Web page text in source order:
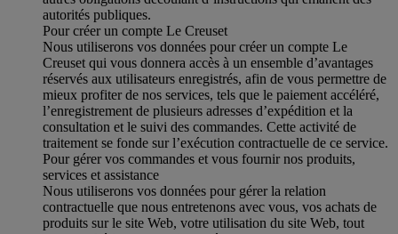
autorités publiques.
Pour créer un compte Le Creuset
Nous utiliserons vos données pour créer un compte Le
Creuset qui vous donnera accès à un ensemble d’avantages
réservés aux utilisateurs enregistrés, afin de vous permettre de
mieux profiter de nos services, tels que le paiement accéléré,
l’enregistrement de plusieurs adresses d’expédition et la
consultation et le suivi des commandes. Cette activité de
traitement se fonde sur l’exécution contractuelle de ce service.
Pour gérer vos commandes et vous fournir nos produits,
services et assistance
Nous utiliserons vos données pour gérer la relation
contractuelle que nous entretenons avec vous, vos achats de
produits sur le site Web, votre utilisation du site Web, tout